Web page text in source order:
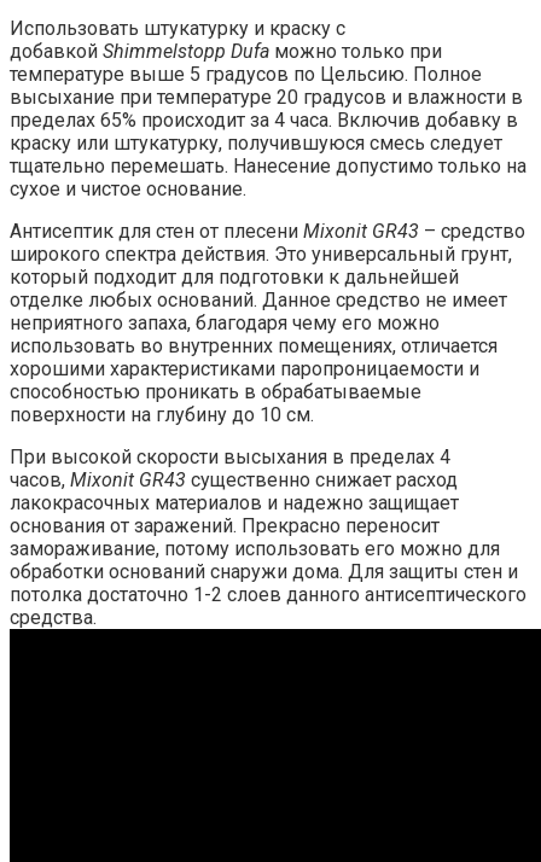
Использовать штукатурку и краску с
добавкой Shimmelstopp Dufa можно только при
температуре выше 5 градусов по Цельсию. Полное
высыхание при температуре 20 градусов и влажности в
пределах 65% происходит за 4 часа. Включив добавку в
краску или штукатурку, получившуюся смесь следует
тщательно перемешать. Нанесение допустимо только на
сухое и чистое основание.
Антисептик для стен от плесени Mixonit GR43 – средство
широкого спектра действия. Это универсальный грунт,
который подходит для подготовки к дальнейшей
отделке любых оснований. Данное средство не имеет
неприятного запаха, благодаря чему его можно
использовать во внутренних помещениях, отличается
хорошими характеристиками паропроницаемости и
способностью проникать в обрабатываемые
поверхности на глубину до 10 см.
При высокой скорости высыхания в пределах 4
часов, Mixonit GR43 существенно снижает расход
лакокрасочных материалов и надежно защищает
основания от заражений. Прекрасно переносит
замораживание, потому использовать его можно для
обработки оснований снаружи дома. Для защиты стен и
потолка достаточно 1-2 слоев данного антисептического
средства.